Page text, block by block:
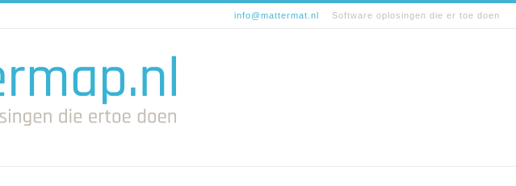
info@mattermat.nl Software oplosingen die er toe doen